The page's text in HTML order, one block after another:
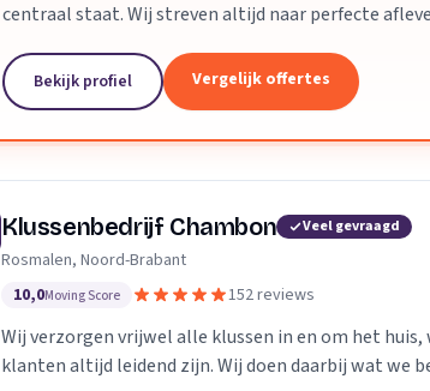
centraal staat. Wij streven altijd naar perfecte
Bekijk profiel Vergelijk offertes
Klussenbedrijf Chambon Veel gevraagd
Rosmalen, Noord-Brabant
10,0Moving Score 152 reviews
Wij verzorgen vrijwel alle klussen in en om het huis,
klanten altijd leidend zijn. Wij doen daarbij wat we